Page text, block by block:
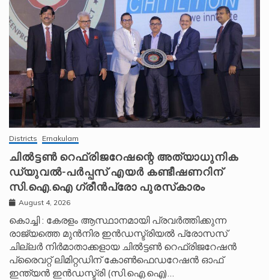
Districts Ernakulam
ചിൽട്ടൺ റെഫ്രിജറേഷന്റെ അത്യാധുനിക
ഡ്യുവൽ-പർപ്പസ് എയർ കണ്ടീഷണറിന്
സി.ഐ.ഐ ഗ്രീൻപ്രോ പുരസ്‌കാരം
August 4, 2026
കൊച്ചി : കേരളം ആസ്ഥാനമായി പ്രവർത്തിക്കുന്ന
രാജ്യത്തെ മുൻനിര ഇൻഡസ്ട്രിയൽ പ്രോസസ്
ചില്ലർ നിർമാതാക്കളായ ചിൽട്ടൺ റെഫ്രിജറേഷൻ
പ്രൈവറ്റ് ലിമിറ്റഡിന് കോൺഫെഡറേഷൻ ഓഫ്
ഇന്ത്യൻ ഇൻഡസ്ട്രി (സി.ഐ.ഐ)…